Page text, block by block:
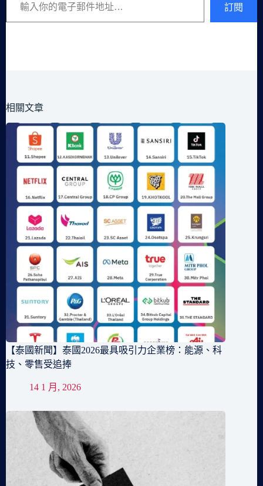
訂閱
相關文章
【泰國新聞】泰國2026最具吸引力企業榜：能源、科
技、零售受追捧
14 1 月, 2026